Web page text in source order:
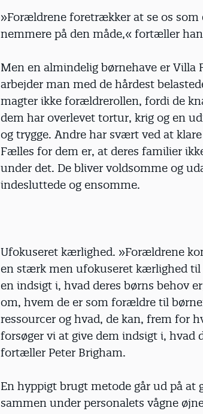
»Forældrene foretrækker at se os som
nemmere på den måde,« fortæller
Men en almindelig børnehave er Villa
arbejder man med de hårdest
magter ikke forældrerollen, fordi de
dem har overlevet tortur, krig og en
og trygge. Andre har svært ved at
Fælles for dem er, at deres familier
under det. De bliver voldsomme og
indesluttede og ensomme.
Ufokuseret kærlighed. »Forældrene
en stærk men ufokuseret kærlighed
en indsigt i, hvad deres børns behov
om, hvem de er som forældre til
ressourcer og hvad, de kan, frem for
forsøger vi at give dem indsigt i, hvad
fortæller Peter Brigham.
En hyppigt brugt metode går ud på at
sammen under personalets vågne